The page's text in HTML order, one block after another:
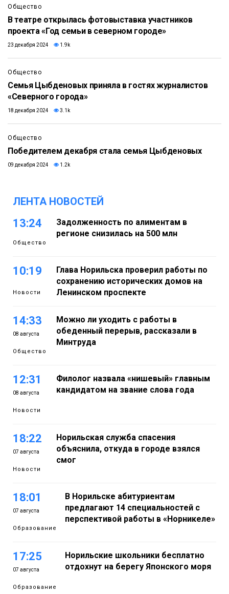
Общество
В театре открылась фотовыставка участников
проекта «Год семьи в северном городе»
23 декабря 2024 1.9k
Общество
Семья Цыбденовых приняла в гостях журналистов
«Северного города»
18 декабря 2024 3.1k
Общество
Победителем декабря стала семья Цыбденовых
09 декабря 2024 1.2k
ЛЕНТА НОВОСТЕЙ
13:24
Общество
Задолженность по алиментам в
регионе снизилась на 500 млн
10:19
Новости
Глава Норильска проверил работы по
сохранению исторических домов на
Ленинском проспекте
14:33
08 августа
Общество
Можно ли уходить с работы в
обеденный перерыв, рассказали в
Минтруда
12:31
08 августа
Новости
Филолог назвала «нишевый» главным
кандидатом на звание слова года
18:22
07 августа
Новости
Норильская служба спасения
объяснила, откуда в городе взялся
смог
18:01
07 августа
Образование
В Норильске абитуриентам
предлагают 14 специальностей с
перспективой работы в «Норникеле»
17:25
07 августа
Образование
Норильские школьники бесплатно
отдохнут на берегу Японского моря